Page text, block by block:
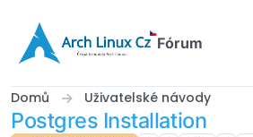
Fórum
Domů Uživatelské návody
Postgres Installation